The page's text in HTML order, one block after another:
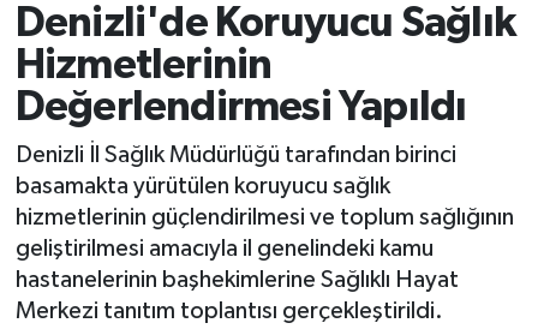
Denizli'de Koruyucu Sağlık
Hizmetlerinin
Değerlendirmesi Yapıldı
Denizli İl Sağlık Müdürlüğü tarafından birinci
basamakta yürütülen koruyucu sağlık
hizmetlerinin güçlendirilmesi ve toplum sağlığının
geliştirilmesi amacıyla il genelindeki kamu
hastanelerinin başhekimlerine Sağlıklı Hayat
Merkezi tanıtım toplantısı gerçekleştirildi.
SİYASET
SAĞLIK
EKONOMİ
KÜLTÜR SANAT
SPOR
MAGAZİN
Denizli Trafik Yoğunluk Haritası
Süper Lig Puan Durumu ve Fikstür
Tüm Manşetler
Son Dakika Haberleri
Haber Arşivi